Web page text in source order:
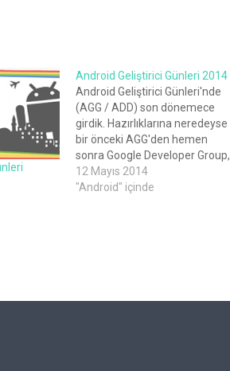
Android Geliştirici Günleri 2014
Android Geliştirici Günleri'nde
(AGG / ADD) son dönemece
girdik. Hazırlıklarına neredeyse
bir önceki AGG'den hemen
sonra Google Developer Group,
Ankara (GDG Ankara) olarak
başladığımız etkinliğe bu yıl da
12 Mayıs 2014
"Android" içinde